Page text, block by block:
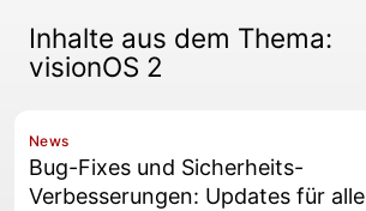
Inhalte aus dem Thema:
visionOS 2
News
Bug-Fixes und Sicherheits-
Verbesserungen: Updates für alle